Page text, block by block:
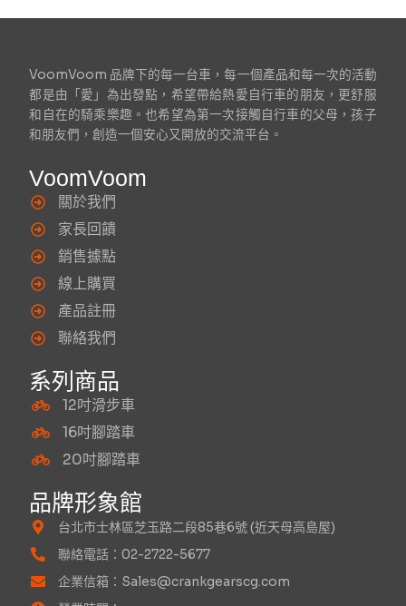
VoomVoom 品牌下的每一台車，每一個產品和每一次的活動
都是由「愛」為出發點，希望帶給熱愛自行車的朋友，更舒服
和自在的騎乘樂趣。也希望為第一次接觸自行車的父母，孩子
和朋友們，創造一個安心又開放的交流平台。
VoomVoom
關於我們
家長回饋
銷售據點
線上購買
產品註冊
聯絡我們
系列商品
12吋滑步車
16吋腳踏車
20吋腳踏車
品牌形象館
台北市士林區芝玉路二段85巷6號 (近天母高島屋)
聯絡電話：02-2722-5677
企業信箱：Sales@crankgearscg.com